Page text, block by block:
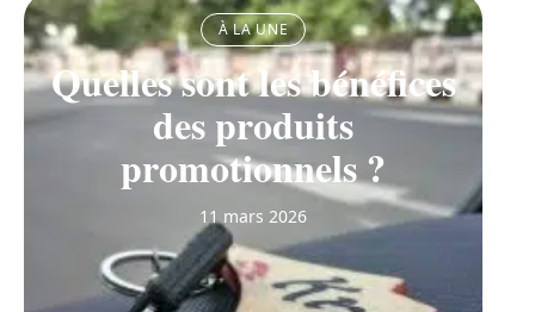
À LA UNE
Quelles sont les bénéfices
des produits
promotionnels ?
11 mars 2026